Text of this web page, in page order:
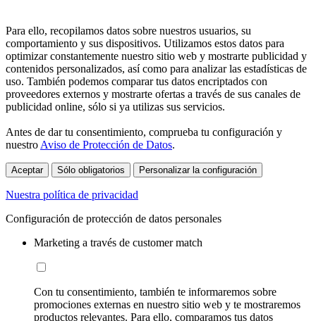
Para ello, recopilamos datos sobre nuestros usuarios, su
comportamiento y sus dispositivos. Utilizamos estos datos para
optimizar constantemente nuestro sitio web y mostrarte publicidad y
contenidos personalizados, así como para analizar las estadísticas de
uso. También podemos comparar tus datos encriptados con
proveedores externos y mostrarte ofertas a través de sus canales de
publicidad online, sólo si ya utilizas sus servicios.
Antes de dar tu consentimiento, comprueba tu configuración y
nuestro Aviso de Protección de Datos.
Aceptar Sólo obligatorios Personalizar la configuración
Nuestra política de privacidad
Configuración de protección de datos personales
Marketing a través de customer match
Con tu consentimiento, también te informaremos sobre
promociones externas en nuestro sitio web y te mostraremos
productos relevantes. Para ello, comparamos tus datos